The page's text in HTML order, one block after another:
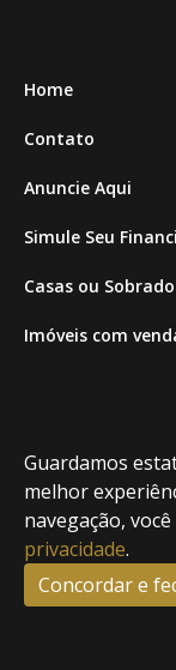
Guardamos
melhor
navegação,
privacidade.
Concordar e
Home
Contato
Anuncie Aqui
Simule Seu
Casas ou
Imóveis com
Casa com piscina
Apartamento
Condomínio